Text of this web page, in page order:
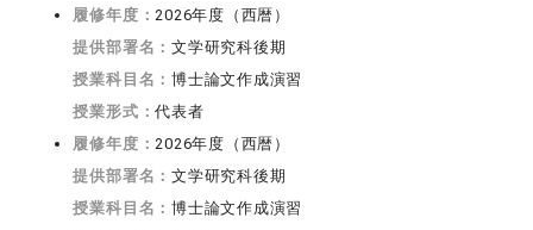
履修年度：2026年度（西暦）
提供部署名：文学研究科後期
授業科目名：博士論文作成演習
授業形式：代表者
履修年度：2026年度（西暦）
提供部署名：文学研究科後期
授業科目名：博士論文作成演習